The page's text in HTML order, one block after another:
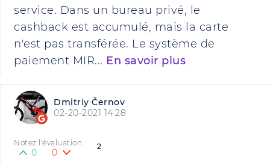
service. Dans un bureau privé, le
cashback est accumulé, mais la carte
n'est pas transférée. Le système de
paiement MIR... En savoir plus
Dmitriy Černov
02-20-2021 14:28
2
Notez l'évaluation
0 0